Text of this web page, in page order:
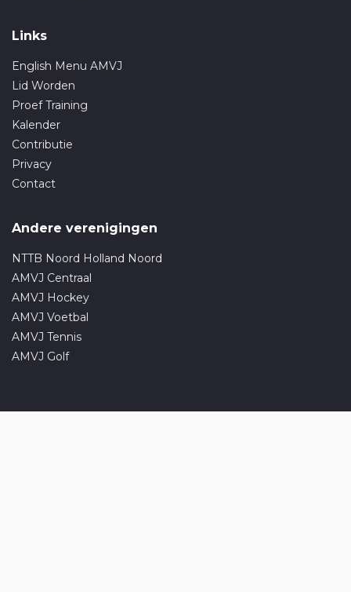
Links
English Menu AMVJ
Lid Worden
Proef Training
Kalender
Contributie
Privacy
Contact
Andere verenigingen
NTTB Noord Holland Noord
AMVJ Centraal
AMVJ Hockey
AMVJ Voetbal
AMVJ Tennis
AMVJ Golf